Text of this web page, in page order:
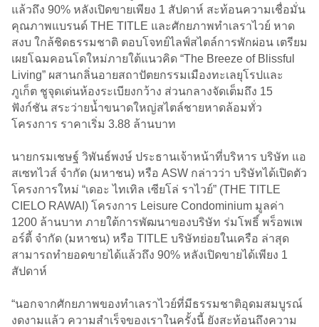
แล้วถึง 90% หลังเปิดขายเพียง 1 สัปดาห์ สะท้อนความเชื่อมั่น
คุณภาพแบรนด์ THE TITLE และศักยภาพทำเลราไวย์ หาด
สงบ ใกล้ชิดธรรมชาติ ตอบโจทย์ไลฟ์สไตล์การพักผ่อน เตรียม
เผยโฉมคอนโดใหม่ภายใต้แนวคิด “The Breeze of Blissful
Living” ผสานกลิ่นอายสถาปัตยกรรมเมืองทะเลยุโรปและ
ภูเก็ต ชูจุดเด่นห้องระเบียงกว้าง ส่วนกลางจัดเต็มถึง 15
ฟังก์ชัน สระว่ายน้ำขนาดใหญ่สไตล์ชายหาดล้อมทั่ว
โครงการ ราคาเริ่ม 3.88 ล้านบาท
นายกรมเชษฐ์ วิพันธ์พงษ์ ประธานเจ้าหน้าที่บริหาร บริษัท แอ
สเซทไวส์ จำกัด (มหาชน) หรือ ASW กล่าวว่า บริษัทได้เปิดตัว
โครงการใหม่ “เดอะ ไทเทิล เซียโล่ ราไวย์” (THE TITLE
CIELO RAWAI) โครงการ Leisure Condominium มูลค่า
1200 ล้านบาท ภายใต้การพัฒนาของบริษัท ร่มโพธิ์ พร็อพเพ
อร์ตี้ จำกัด (มหาชน) หรือ TITLE บริษัทย่อยในเครือ ล่าสุด
สามารถทำยอดขายได้แล้วถึง 90% หลังเปิดขายได้เพียง 1
สัปดาห์
“นอกจากศักยภาพของทำเลราไวย์ที่มีธรรมชาติอุดมสมบูรณ์
งดงามแล้ว ความสำเร็จของเราในครั้งนี้ ยังสะท้อนถึงความ